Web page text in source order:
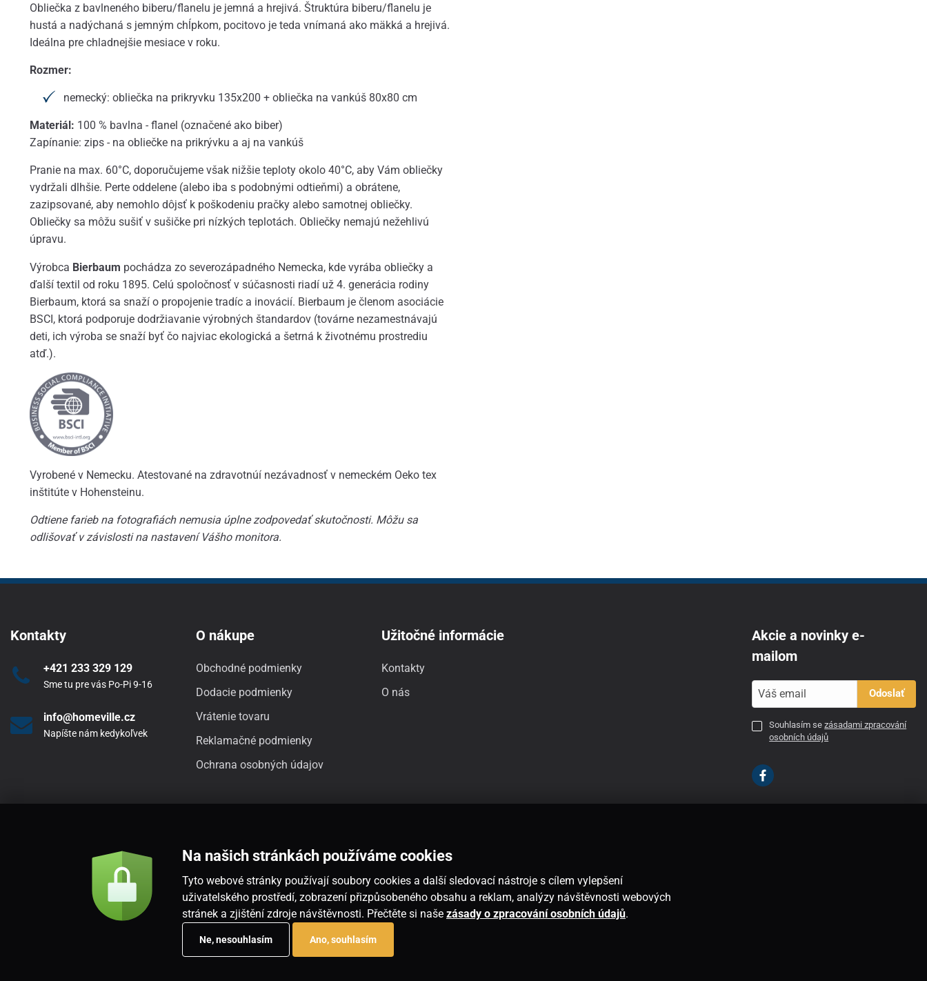
Obliečka z bavlneného biberu/flanelu je jemná a hrejivá. Štruktúra biberu/flanelu je
hustá a nadýchaná s jemným chĺpkom, pocitovo je teda vnímaná ako mäkká a hrejivá.
Ideálna pre chladnejšie mesiace v roku.
Rozmer:
nemecký: obliečka na prikryvku 135x200 + obliečka na vankúš 80x80 cm
Materiál: 100 % bavlna - flanel (označené ako biber)
Zapínanie: zips - na obliečke na prikrývku a aj na vankúš
Pranie na max. 60°C, doporučujeme však nižšie teploty okolo 40°C, aby Vám obliečky
vydržali dlhšie. Perte oddelene (alebo iba s podobnými odtieňmi) a obrátene,
zazipsované, aby nemohlo dôjsť k poškodeniu pračky alebo samotnej obliečky.
Obliečky sa môžu sušiť v sušičke pri nízkých teplotách. Obliečky nemajú nežehlivú
úpravu.
Výrobca Bierbaum pochádza zo severozápadného Nemecka, kde vyrába obliečky a
ďalší textil od roku 1895. Celú spoločnosť v súčasnosti riadí už 4. generácia rodiny
Bierbaum, ktorá sa snaží o propojenie tradíc a inovácií. Bierbaum je členom asociácie
BSCI, ktorá podporuje dodržiavanie výrobných štandardov (továrne nezamestnávajú
deti, ich výroba se snaží byť čo najviac ekologická a šetrná k životnému prostrediu
atď.).
Vyrobené v Nemecku. Atestované na zdravotnúí nezávadnosť v nemeckém Oeko tex
inštitúte v Hohensteinu.
Odtiene farieb na fotografiách nemusia úplne zodpovedať skutočnosti. Môžu sa
odlišovať v závislosti na nastavení Vášho monitora.
Kontakty
+421 233 329 129
Sme tu pre vás Po-Pi 9-16
info@homeville.cz
Napíšte nám kedykoľvek
O nákupe
Obchodné podmienky
Dodacie podmienky
Vrátenie tovaru
Reklamačné podmienky
Ochrana osobných údajov
Užitočné informácie
Kontakty
O nás
Akcie a novinky e-
mailom
Odoslať
Souhlasím sezásadami zpracování
osobních údajů
Na našich stránkách používáme cookies
Tyto webové stránky používají soubory cookies a další sledovací nástroje s cílem vylepšení
uživatelského prostředí, zobrazení přizpůsobeného obsahu a reklam, analýzy návštěvnosti webových
stránek a zjištění zdroje návštěvnosti. Přečtěte si naše zásady o zpracování osobních údajů.
Ne, nesouhlasím Ano, souhlasím